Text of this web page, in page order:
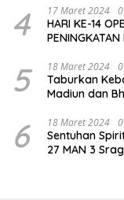
4 17 Maret 2024
HARI KE-14
5 18 Maret 2024
Taburkan
Madiun dan
6 18 Maret 2024
Sentuhan
27 MAN 3